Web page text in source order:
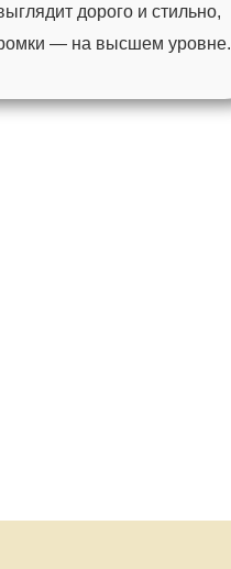
дорого и стильно,
— на высшем уровне.